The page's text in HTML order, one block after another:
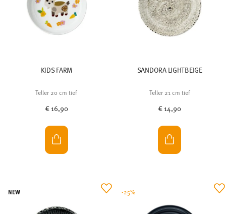
KIDS FARM
Teller 20 cm tief
€ 16,90
SANDORA LIGHTBEIGE
Teller 21 cm tief
€ 14,90
NEW -25%